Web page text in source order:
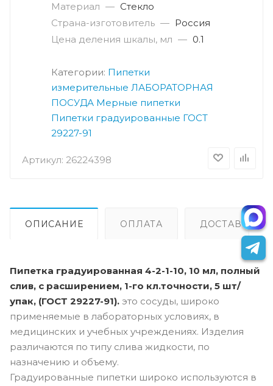
Артикул: 26224398
Материал — Стекло
Страна-изготовитель — Россия
Цена деления шкалы, мл — 0.1
Категории: Пипетки
измерительные ЛАБОРАТОРНАЯ
ПОСУДА Мерные пипетки
Пипетки градуированные ГОСТ
29227-91
ОПИСАНИЕ ОПЛАТА ДОСТАВКА
Пипетка градуированная 4-2-1-10, 10 мл, полный
слив, с расширением, 1-го кл.точности, 5 шт/
упак, (ГОСТ 29227-91). это сосуды, широко
применяемые в лабораторных условиях, в
медицинских и учебных учреждениях. Изделия
различаются по типу слива жидкости, по
назначению и объему.
Градуированные пипетки широко используются в